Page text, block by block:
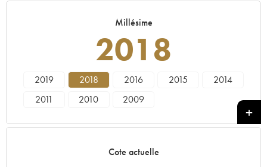
Millésime
2018
2019 2018 2016 2015
2014
2011
2010 2009
Cote actuelle